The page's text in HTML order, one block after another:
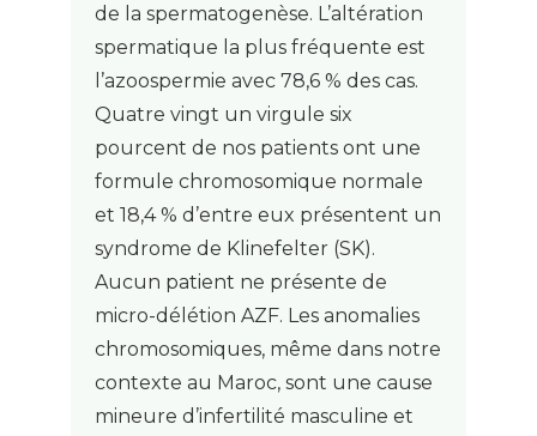
de la spermatogenèse. L’altération
spermatique la plus fréquente est
l’azoospermie avec 78,6 % des cas.
Quatre vingt un virgule six
pourcent de nos patients ont une
formule chromosomique normale
et 18,4 % d’entre eux présentent un
syndrome de Klinefelter (SK).
Aucun patient ne présente de
micro-délétion AZF. Les anomalies
chromosomiques, même dans notre
contexte au Maroc, sont une cause
mineure d’infertilité masculine et